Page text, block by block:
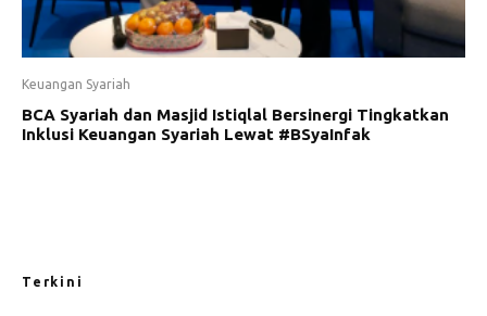
Keuangan Syariah
BCA Syariah dan Masjid Istiqlal Bersinergi Tingkatkan
Inklusi Keuangan Syariah Lewat #BSyaInfak
Terkini